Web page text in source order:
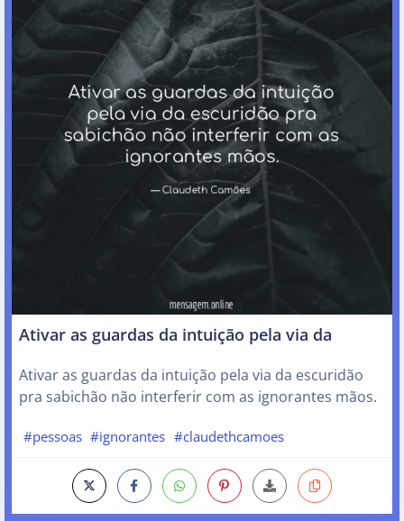
Ativar as guardas da intuição pela via da
Ativar as guardas da intuição pela via da escuridão
pra sabichão não interferir com as ignorantes mãos.
#pessoas #ignorantes #claudethcamoes